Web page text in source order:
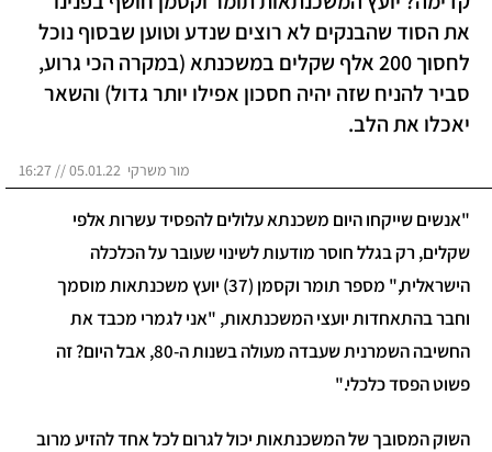
את הסוד שהבנקים לא רוצים שנדע וטוען שבסוף נוכל
לחסוך 200 אלף שקלים במשכנתא (במקרה הכי גרוע,
סביר להניח שזה יהיה חסכון אפילו יותר גדול) והשאר
יאכלו את הלב.
מור משרקי 05.01.22 // 16:27
"אנשים שייקחו היום משכנתא עלולים להפסיד עשרות אלפי
שקלים, רק בגלל חוסר מודעות לשינוי שעובר על הכלכלה
הישראלית," מספר תומר וקסמן (37) יועץ משכנתאות מוסמך
וחבר בהתאחדות יועצי המשכנתאות, "אני לגמרי מכבד את
החשיבה השמרנית שעבדה מעולה בשנות ה-80, אבל היום? זה
פשוט הפסד כלכלי."
השוק המסובך של המשכנתאות יכול לגרום לכל אחד להזיע מרוב